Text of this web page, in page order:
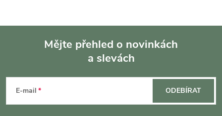
Mějte přehled o novinkách
a slevách
E-mail ODEBÍRAT